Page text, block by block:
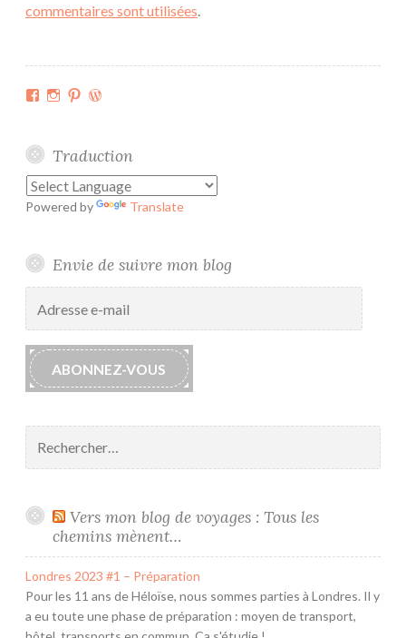
commentaires sont utilisées
Facebook
Instagram
Pinterest
Traduction
Powered by Translate
Envie de suivre mon blog
mail
ABONNEZ-VOUS
Vers mon blog de voyages : Tous les
chemins mènent…
Londres 2023 #1 – Préparation
Pour les 11 ans de Héloïse, nous sommes parties à Londres. Il y
a eu toute une phase de préparation : moyen de transport,